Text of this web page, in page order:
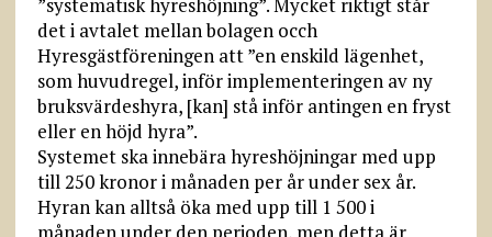
”systematisk hyreshöjning”. Mycket riktigt står
det i avtalet mellan bolagen occh
Hyresgästföreningen att ”en enskild lägenhet,
som huvudregel, inför implementeringen av ny
bruksvärdeshyra, [kan] stå inför antingen en fryst
eller en höjd hyra”.
Systemet ska innebära hyreshöjningar med upp
till 250 kronor i månaden per år under sex år.
Hyran kan alltså öka med upp till 1 500 i